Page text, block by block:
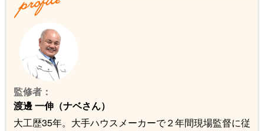
監修者：
渡邊 一伸（ナベさん）
大工歴35年。大手ハウスメーカーで２年間現場監督に従